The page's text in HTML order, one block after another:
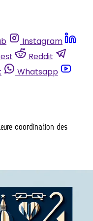
Instagram
Reddit
Whatsapp
coordination des